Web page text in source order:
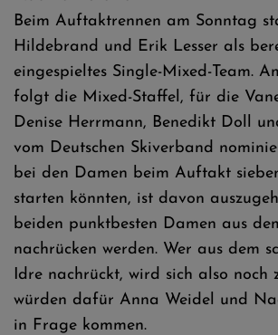
Beim Auftaktrennen am Sonntag
Hildebrand und Erik Lesser als
eingespieltes Single-Mixed-Team.
folgt die Mixed-Staffel, für die
Denise Herrmann, Benedikt Doll
vom Deutschen Skiverband
bei den Damen beim Auftakt
starten könnten, ist davon
beiden punktbesten Damen aus
nachrücken werden. Wer aus dem
Idre nachrückt, wird sich also noch
würden dafür Anna Weidel und
in Frage kommen.